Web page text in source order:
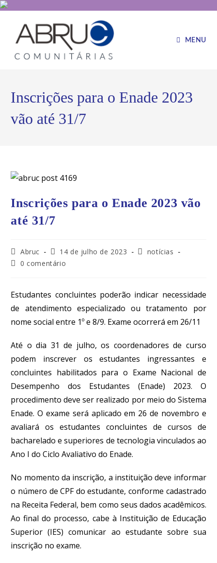
MENU
Inscrições para o Enade 2023
vão até 31/7
Inscrições para o Enade 2023 vão
até 31/7
Abruc 14 de julho de 2023
notícias
0 comentário
Estudantes concluintes poderão indicar necessidade
de atendimento especializado ou tratamento por
nome social entre 1º e 8/9. Exame ocorrerá em 26/11
Até o dia 31 de julho, os coordenadores de curso
podem inscrever os estudantes ingressantes e
concluintes habilitados para o Exame Nacional de
Desempenho dos Estudantes (Enade) 2023. O
procedimento deve ser realizado por meio do Sistema
Enade.O exame será aplicado em 26 de novembro e
avaliará os estudantes concluintes de cursos de
bacharelado e superiores de tecnologia vinculados ao
Ano I do Ciclo Avaliativo do Enade.
No momento da inscrição, a instituição deve informar
o número de CPF do estudante, conforme cadastrado
na Receita Federal, bem como seus dados acadêmicos.
Ao final do processo, cabe à Instituição de Educação
Superior (IES) comunicar ao estudante sobre sua
inscrição no exame.